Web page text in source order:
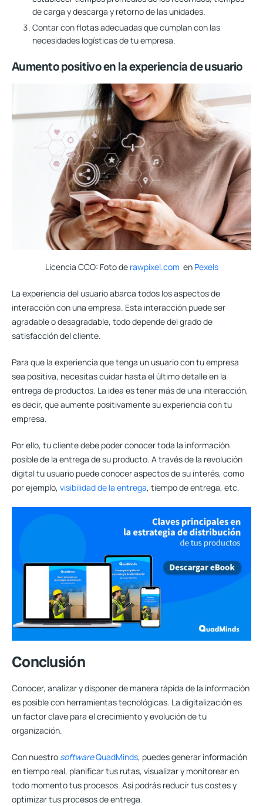
de carga y descarga y retorno de las unidades.
Contar con flotas adecuadas que cumplan con las
necesidades logísticas de tu empresa.
Aumento positivo en la experiencia de usuario
Licencia CCO: Foto de rawpixel.com en Pexels
La experiencia del usuario abarca todos los aspectos de
interacción con una empresa. Esta interacción puede ser
agradable o desagradable, todo depende del grado de
satisfacción del cliente.
Para que la experiencia que tenga un usuario con tu empresa
sea positiva, necesitas cuidar hasta el último detalle en la
entrega de productos. La idea es tener más de una interacción,
es decir, que aumente positivamente su experiencia con tu
empresa.
Por ello, tu cliente debe poder conocer toda la información
posible de la entrega de su producto. A través de la revolución
digital tu usuario puede conocer aspectos de su interés, como
por ejemplo, visibilidad de la entrega, tiempo de entrega, etc.
Conclusión
Conocer, analizar y disponer de manera rápida de la información
es posible con herramientas tecnológicas. La digitalización es
un factor clave para el crecimiento y evolución de tu
organización.
Con nuestro softwareQuadMinds, puedes generar información
en tiempo real, planificar tus rutas, visualizar y monitorear en
todo momento tus procesos. Así podrás reducir tus costes y
optimizar tus procesos de entrega.